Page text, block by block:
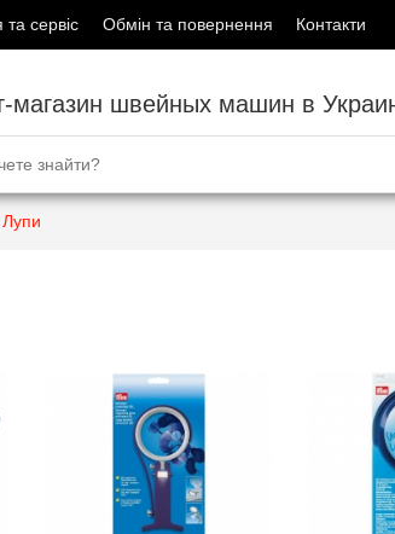
та сервіс Обмін та повернення Контакти
магазин швейных машин в
Лупи